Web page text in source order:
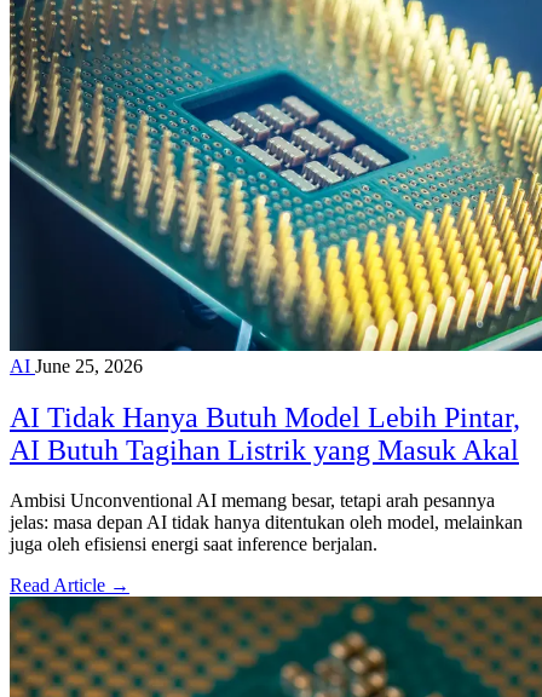
AI June 25, 2026
AI Tidak Hanya Butuh Model Lebih Pintar,
AI Butuh Tagihan Listrik yang Masuk Akal
Ambisi Unconventional AI memang besar, tetapi arah pesannya
jelas: masa depan AI tidak hanya ditentukan oleh model, melainkan
juga oleh efisiensi energi saat inference berjalan.
Read Article →